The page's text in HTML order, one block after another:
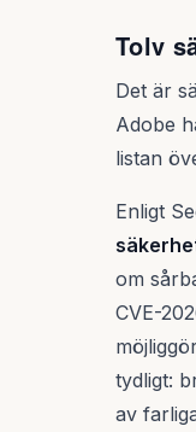
Tolv
Det är
Adobe
listan
Enligt
om
CVE-
tydligt:
av